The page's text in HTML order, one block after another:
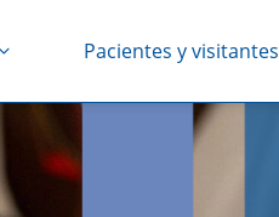
Pacientes y visitantes